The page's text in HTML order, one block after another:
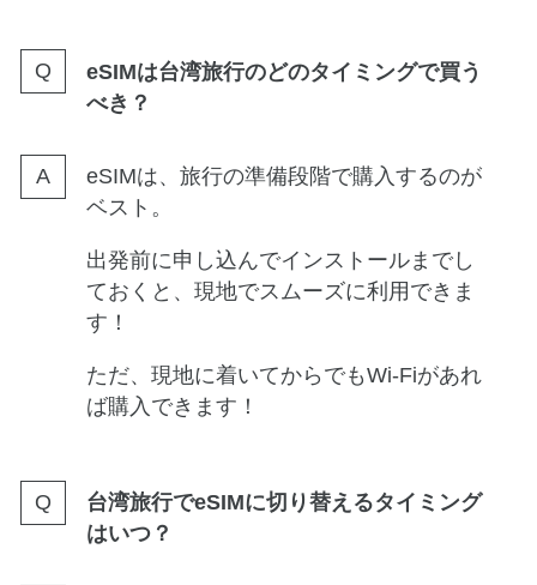
eSIMは台湾旅行のどのタイミングで買う
べき？
eSIMは、旅行の準備段階で購入するのが
ベスト。
出発前に申し込んでインストールまでし
ておくと、現地でスムーズに利用できま
す！
ただ、現地に着いてからでもWi-Fiがあれ
ば購入できます！
台湾旅行でeSIMに切り替えるタイミング
はいつ？